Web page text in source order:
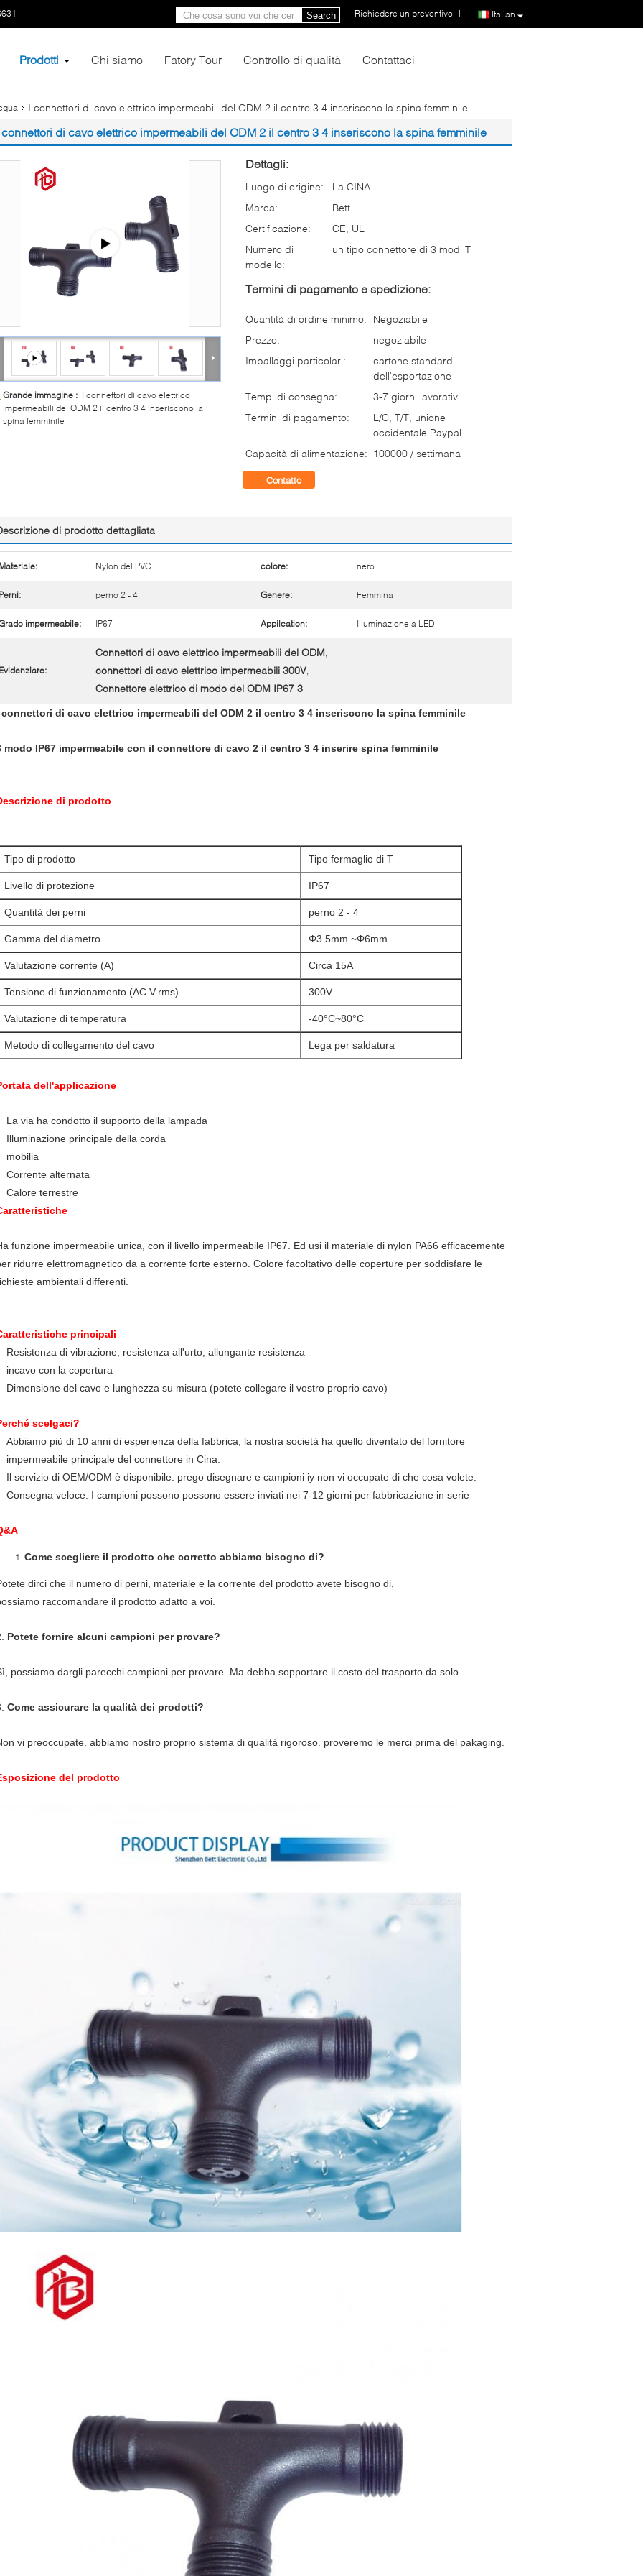
Italian
Richiedere un preventivo |
Search
Prodotti Chi siamo Fatory Tour Controllo di qualità Contattaci
I connettori di cavo elettrico impermeabili del ODM 2 il centro 3 4 inseriscono la spina femminile
di cavo elettrico impermeabili del ODM 2 il centro 3 4 inseriscono la spina femminile
Grande immagine : I connettori di cavo elettrico
impermeabili del ODM 2 il centro 3 4 inseriscono la
spina femminile
Dettagli:
Luogo di origine:
La CINA
Marca:
Bett
Certificazione:
CE, UL
Numero di
modello:
un tipo connettore di 3 modi T
Termini di pagamento e spedizione:
Quantità di ordine minimo:
Negoziabile
Prezzo:
negoziabile
Imballaggi particolari:
cartone standard
dell'esportazione
Tempi di consegna:
3-7 giorni lavorativi
Termini di pagamento:
L/C, T/T, unione
occidentale Paypal
Capacità di alimentazione: 100000 / settimana
Contatto
di prodotto dettagliata
Nylon del PVC colore: nero
perno 2 - 4 Genere: Femmina
impermeabile: IP67 Appilcation: Illuminazione a LED
Connettori di cavo elettrico impermeabili del ODM
connettori di cavo elettrico impermeabili 300V
Connettore elettrico di modo del ODM IP67 3
connettori di cavo elettrico impermeabili del ODM 2 il centro 3 4 inseriscono la spina femminile
modo IP67 impermeabile con il connettore di cavo 2 il centro 3 4 inserire spina femminile
di prodotto
Tipo di prodotto Tipo fermaglio di T
Livello di protezione IP67
Quantità dei perni perno 2 - 4
Gamma del diametro Φ3.5mm ~Φ6mm
Valutazione corrente (A) Circa 15A
Tensione di funzionamento (AC.V.rms) 300V
Valutazione di temperatura -40°C~80°C
Metodo di collegamento del cavo Lega per saldatura
dell'applicazione
La via ha condotto il supporto della lampada
Illuminazione principale della corda
mobilia
Corrente alternata
Calore terrestre
funzione impermeabile unica, con il livello impermeabile IP67. Ed usi il materiale di nylon PA66 efficacemente
ridurre elettromagnetico da a corrente forte esterno. Colore facoltativo delle coperture per soddisfare le
ambientali differenti.
principali
Resistenza di vibrazione, resistenza all'urto, allungante resistenza
incavo con la copertura
Dimensione del cavo e lunghezza su misura (potete collegare il vostro proprio cavo)
scelgaci?
Abbiamo più di 10 anni di esperienza della fabbrica, la nostra società ha quello diventato del fornitore
impermeabile principale del connettore in Cina.
Il servizio di OEM/ODM è disponibile. prego disegnare e campioni iy non vi occupate di che cosa volete.
Consegna veloce. I campioni possono possono essere inviati nei 7-12 giorni per fabbricazione in serie
Come scegliere il prodotto che corretto abbiamo bisogno di?
dirci che il numero di perni, materiale e la corrente del prodotto avete bisogno di,
raccomandare il prodotto adatto a voi.
Potete fornire alcuni campioni per provare?
possiamo dargli parecchi campioni per provare. Ma debba sopportare il costo del trasporto da solo.
Come assicurare la qualità dei prodotti?
vi preoccupate. abbiamo nostro proprio sistema di qualità rigoroso. proveremo le merci prima del pakaging.
del prodotto